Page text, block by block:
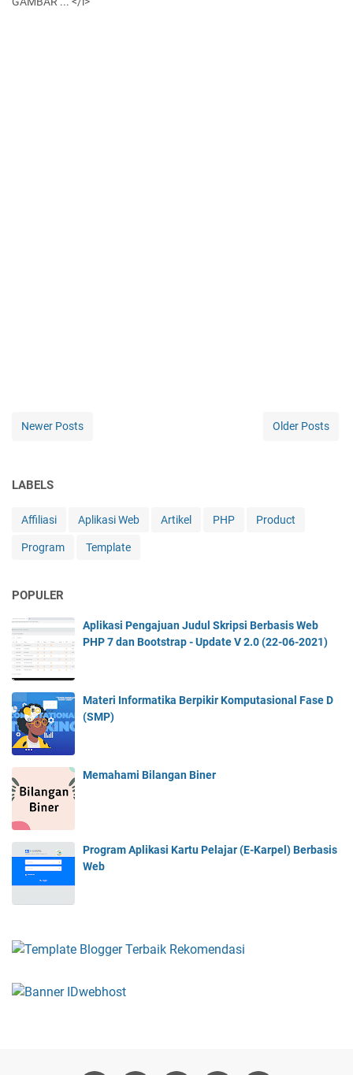
Newer Posts Older Posts
LABELS
Affiliasi Aplikasi Web Artikel PHP Product
Program Template
POPULER
Aplikasi Pengajuan Judul Skripsi Berbasis Web
PHP 7 dan Bootstrap - Update V 2.0 (22-06-2021)
Materi Informatika Berpikir Komputasional Fase D
(SMP)
Memahami Bilangan Biner
Program Aplikasi Kartu Pelajar (E-Karpel) Berbasis
Web